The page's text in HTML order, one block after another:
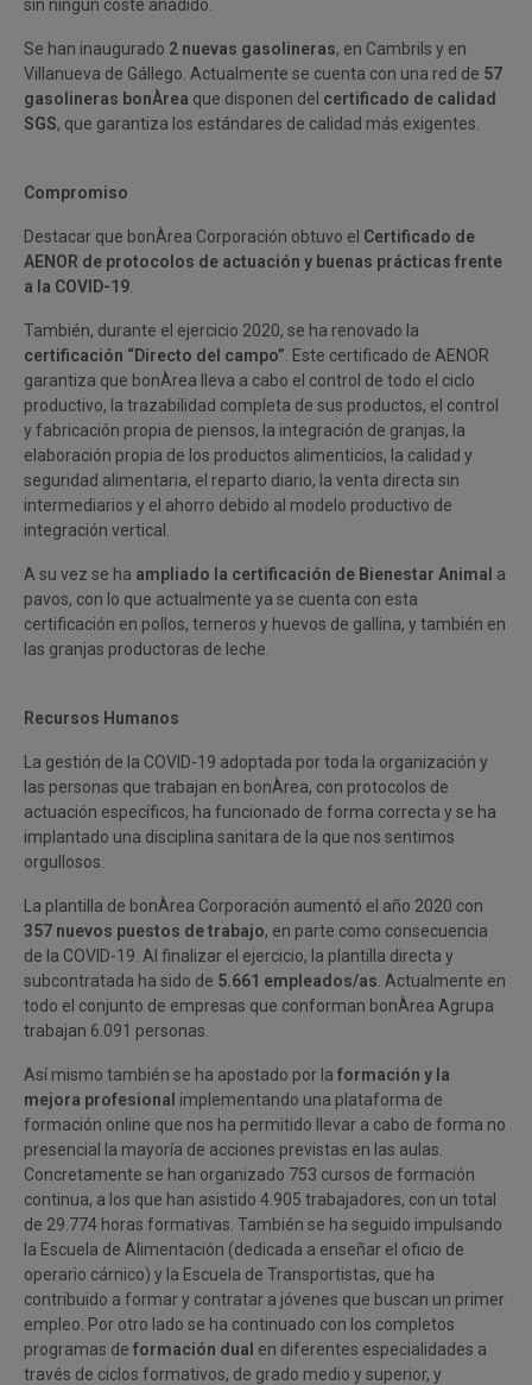
sin ningún coste añadido.
Se han inaugurado 2 nuevas gasolineras, en Cambrils y en
Villanueva de Gállego. Actualmente se cuenta con una red de 57
gasolineras bonÀrea que disponen del certificado de calidad
SGS, que garantiza los estándares de calidad más exigentes.
Compromiso
Destacar que bonÀrea Corporación obtuvo el Certificado de
AENOR de protocolos de actuación y buenas prácticas frente
a la COVID-19
También, durante el ejercicio 2020, se ha renovado la
certificación “Directo del campo” . Este certificado de AENOR
garantiza que bonÀrea lleva a cabo el control de todo el ciclo
productivo, la trazabilidad completa de sus productos, el control
y fabricación propia de piensos, la integración de granjas, la
elaboración propia de los productos alimenticios, la calidad y
seguridad alimentaria, el reparto diario, la venta directa sin
intermediarios y el ahorro debido al modelo productivo de
integración vertical.
A su vez se ha ampliado la certificación de Bienestar Animal a
pavos, con lo que actualmente ya se cuenta con esta
certificación en pollos, terneros y huevos de gallina, y también en
las granjas productoras de leche.
Recursos Humanos
La gestión de la COVID-19 adoptada por toda la organización y
las personas que trabajan en bonÀrea, con protocolos de
actuación específicos, ha funcionado de forma correcta y se ha
implantado una disciplina sanitara de la que nos sentimos
orgullosos.
La plantilla de bonÀrea Corporación aumentó el año 2020 con
357 nuevos puestos de trabajo, en parte como consecuencia
de la COVID-19. Al finalizar el ejercicio, la plantilla directa y
subcontratada ha sido de 5.661 empleados/as . Actualmente en
todo el conjunto de empresas que conforman bonÀrea Agrupa
trabajan 6.091 personas.
Así mismo también se ha apostado por la formación y la
mejora profesional implementando una plataforma de
formación online que nos ha permitido llevar a cabo de forma no
presencial la mayoría de acciones previstas en las aulas.
Concretamente se han organizado 753 cursos de formación
continua, a los que han asistido 4.905 trabajadores, con un total
de 29.774 horas formativas. También se ha seguido impulsando
la Escuela de Alimentación (dedicada a enseñar el oficio de
operario cárnico) y la Escuela de Transportistas, que ha
contribuido a formar y contratar a jóvenes que buscan un primer
empleo. Por otro lado se ha continuado con los completos
programas de formación dual en diferentes especialidades a
través de ciclos formativos, de grado medio y superior, y